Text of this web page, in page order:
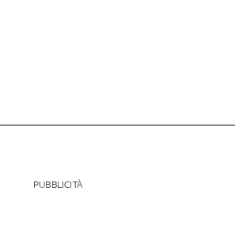
PUBBLICITÀ